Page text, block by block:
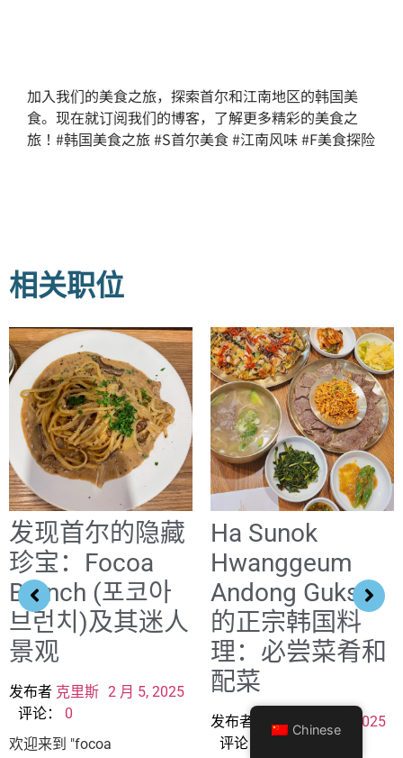
加入我们的美食之旅，探索首尔和江南地区的韩国美
食。现在就订阅我们的博客，了解更多精彩的美食之
旅！#韩国美食之旅 #S首尔美食 #江南风味 #F美食探险
相关职位
发现首尔的隐藏
珍宝：Focoa
Brunch (포코아
브런치)及其迷人
景观
发布者 克里斯 2 月 5, 2025
评论： 0
欢迎来到 "focoa
Ha Sunok
Hwanggeum
Andong Guksi
的正宗韩国料
理：必尝菜肴和
配菜
发布者 克里斯 2 月 5, 2025
评论：
Chinese